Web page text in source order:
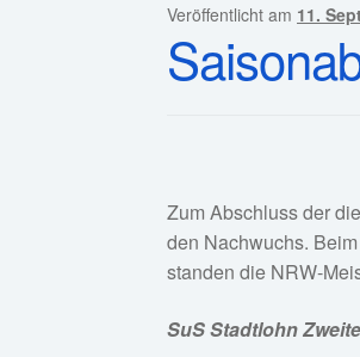
Veröffentlicht am 11.
Zum Abschluss der
den Nachwuchs.
standen die NRW-
SuS Stadtlohn